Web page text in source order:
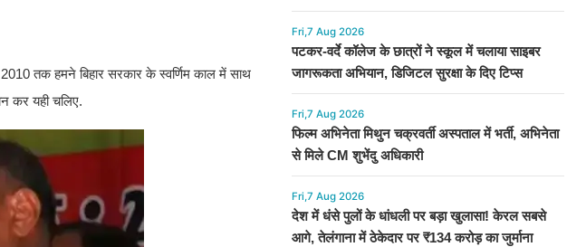
तक हमने बिहार सरकार के स्वर्णिम काल में साथ
कर यही चलिए.
Fri,7 Aug 2026
पटकर-वर्दे कॉलेज के छात्रों ने स्कूल में चलाया साइबर
जागरूकता अभियान, डिजिटल सुरक्षा के दिए टिप्स
Fri,7 Aug 2026
फिल्म अभिनेता मिथुन चक्रवर्ती अस्पताल में भर्ती, अभिनेता
से मिले CM शुभेंदु अधिकारी
Fri,7 Aug 2026
देश में धंसे पुलों के धांधली पर बड़ा खुलासा! केरल सबसे
आगे, तेलंगाना में ठेकेदार पर ₹134 करोड़ का जुर्माना